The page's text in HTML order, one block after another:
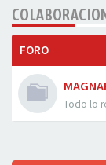
FORO
Todo lo